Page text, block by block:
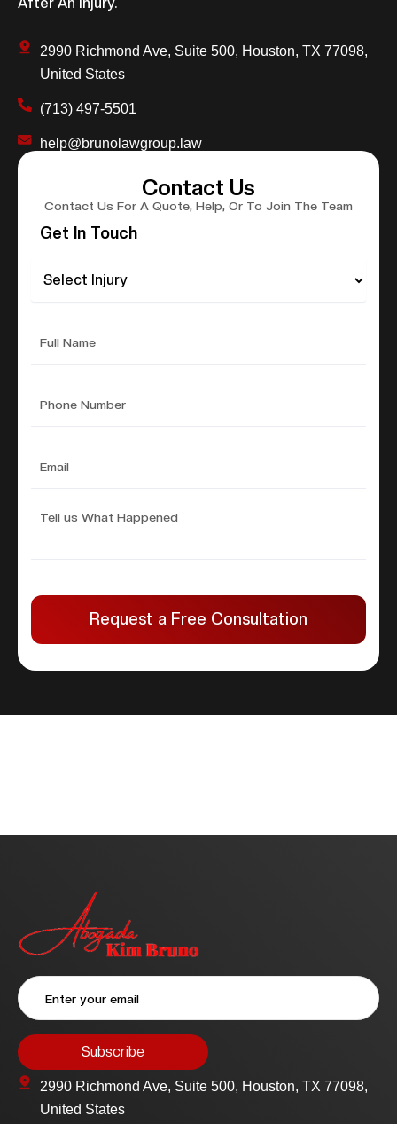
2990 Richmond Ave, Suite 500, Houston, TX 77098,
United States
(713) 497-5501
help@brunolawgroup.law
Contact Us
Contact Us For A Quote, Help, Or To Join The Team
Get In Touch
2990 Richmond Ave, Suite 500, Houston, TX 77098,
United States